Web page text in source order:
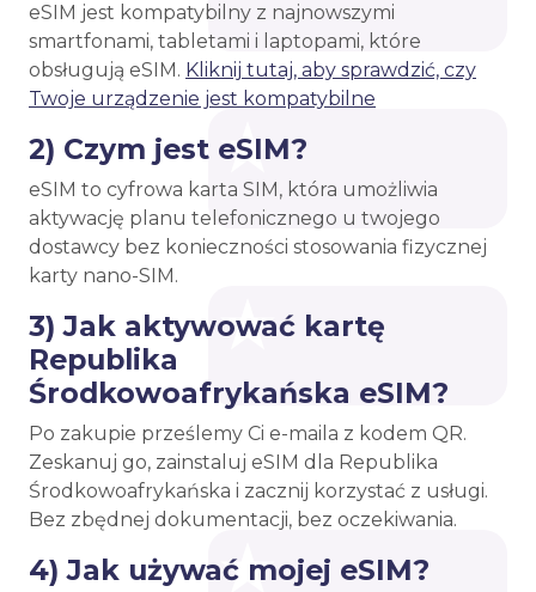
eSIM jest kompatybilny z najnowszymi
smartfonami, tabletami i laptopami, które
obsługują eSIM. Kliknij tutaj, aby sprawdzić, czy
Twoje urządzenie jest kompatybilne
2) Czym jest eSIM?
eSIM to cyfrowa karta SIM, która umożliwia
aktywację planu telefonicznego u twojego
dostawcy bez konieczności stosowania fizycznej
karty nano-SIM.
3) Jak aktywować kartę
Republika
Środkowoafrykańska eSIM?
Po zakupie prześlemy Ci e-maila z kodem QR.
Zeskanuj go, zainstaluj eSIM dla Republika
Środkowoafrykańska i zacznij korzystać z usługi.
Bez zbędnej dokumentacji, bez oczekiwania.
4) Jak używać mojej eSIM?